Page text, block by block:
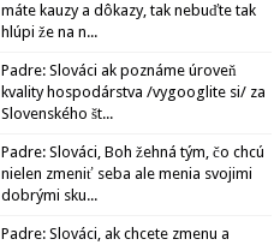
máte kauzy a dôkazy, tak nebuďte tak
hlúpi že na n...
Padre: Slováci ak poznáme úroveň
kvality hospodárstva /vygooglite si/ za
Slovenského št...
Padre: Slováci, Boh žehná tým, čo chcú
nielen zmeniť seba ale menia svojimi
dobrými sku...
Padre: Slováci, ak chcete zmenu a